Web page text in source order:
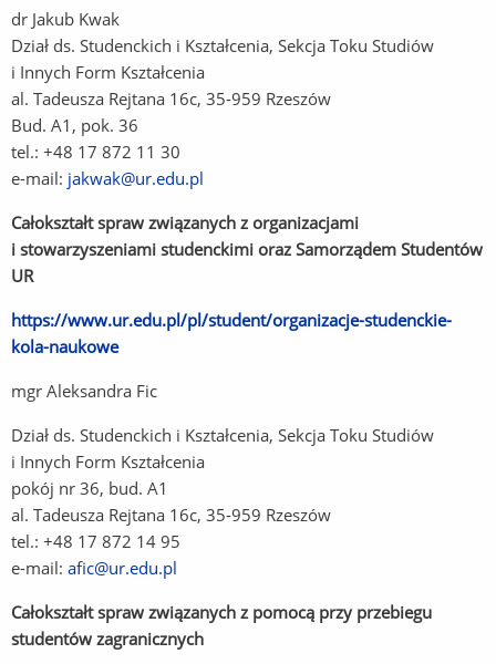
strony)
dr Jakub Kwak
Dział ds. Studenckich i Kształcenia, Sekcja Toku Studiów
i Innych Form Kształcenia
al. Tadeusza Rejtana 16c, 35-959 Rzeszów
Bud. A1, pok. 36
tel.: +48 17 872 11 30
e-mail: jakwak@ur.edu.pl
Całokształt spraw związanych z organizacjami
i stowarzyszeniami studenckimi oraz Samorządem Studentów
UR
https://www.ur.edu.pl/pl/student/organizacje-studenckie-
kola-naukowe(Link
innej
strony)
mgr Aleksandra Fic
Dział ds. Studenckich i Kształcenia, Sekcja Toku Studiów
i Innych Form Kształcenia
pokój nr 36, bud. A1
al. Tadeusza Rejtana 16c, 35-959 Rzeszów
tel.: +48 17 872 14 95
e-mail: afic@ur.edu.pl
Całokształt spraw związanych z pomocą przy przebiegu
studentów zagranicznych